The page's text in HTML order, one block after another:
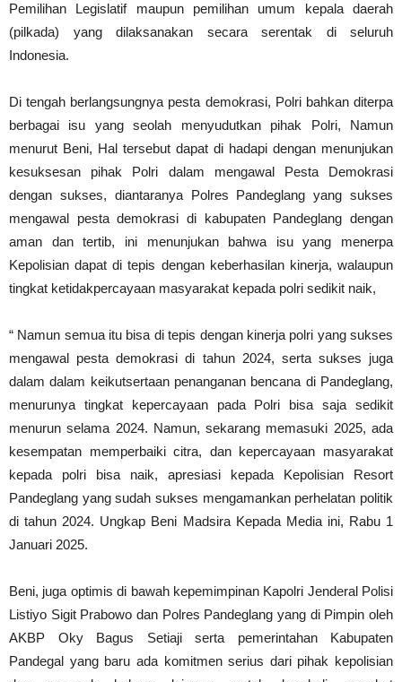
Pemilihan Legislatif maupun pemilihan umum kepala daerah
(pilkada) yang dilaksanakan secara serentak di seluruh
Indonesia.
Di tengah berlangsungnya pesta demokrasi, Polri bahkan diterpa
berbagai isu yang seolah menyudutkan pihak Polri, Namun
menurut Beni, Hal tersebut dapat di hadapi dengan menunjukan
kesuksesan pihak Polri dalam mengawal Pesta Demokrasi
dengan sukses, diantaranya Polres Pandeglang yang sukses
mengawal pesta demokrasi di kabupaten Pandeglang dengan
aman dan tertib, ini menunjukan bahwa isu yang menerpa
Kepolisian dapat di tepis dengan keberhasilan kinerja, walaupun
tingkat ketidakpercayaan masyarakat kepada polri sedikit naik,
“ Namun semua itu bisa di tepis dengan kinerja polri yang sukses
mengawal pesta demokrasi di tahun 2024, serta sukses juga
dalam dalam keikutsertaan penanganan bencana di Pandeglang,
menurunya tingkat kepercayaan pada Polri bisa saja sedikit
menurun selama 2024. Namun, sekarang memasuki 2025, ada
kesempatan memperbaiki citra, dan kepercayaan masyarakat
kepada polri bisa naik, apresiasi kepada Kepolisian Resort
Pandeglang yang sudah sukses mengamankan perhelatan politik
di tahun 2024. Ungkap Beni Madsira Kepada Media ini, Rabu 1
Januari 2025.
Beni, juga optimis di bawah kepemimpinan Kapolri Jenderal Polisi
Listiyo Sigit Prabowo dan Polres Pandeglang yang di Pimpin oleh
AKBP Oky Bagus Setiaji serta pemerintahan Kabupaten
Pandegal yang baru ada komitmen serius dari pihak kepolisian